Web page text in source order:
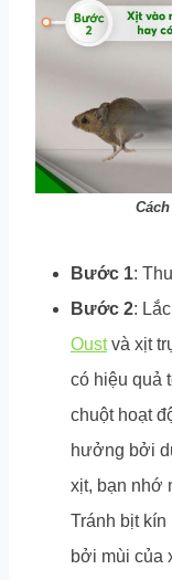
Bước 1:
Bước 2:
Oustvà xịt
có hiệu quả
chuột hoạt
hưởng bởi
xịt, bạn nhớ
Tránh bịt kín
bởi mùi của